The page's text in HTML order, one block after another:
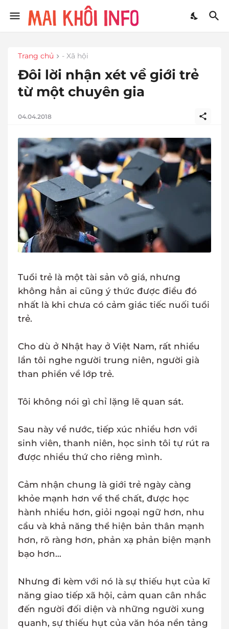
Trang chủ - Xã hội
Đôi lời nhận xét về giới trẻ
từ một chuyên gia
04.04.2018
Tuổi trẻ là một tài sản vô giá, nhưng
không hẳn ai cũng ý thức được điều đó
nhất là khi chưa có cảm giác tiếc nuối tuổi
trẻ.
Cho dù ở Nhật hay ở Việt Nam, rất nhiều
lần tôi nghe người trung niên, người già
than phiền về lớp trẻ.
Tôi không nói gì chỉ lặng lẽ quan sát.
Sau này về nước, tiếp xúc nhiều hơn với
sinh viên, thanh niên, học sinh tôi tự rút ra
được nhiều thứ cho riêng mình.
Cảm nhận chung là giới trẻ ngày càng
khỏe mạnh hơn về thể chất, được học
hành nhiều hơn, giỏi ngoại ngữ hơn, nhu
cầu và khả năng thể hiện bản thân mạnh
hơn, rõ ràng hơn, phản xạ phản biện mạnh
bạo hơn…
Nhưng đi kèm với nó là sự thiếu hụt của kĩ
năng giao tiếp xã hội, cảm quan cân nhắc
đến người đối diện và những người xung
quanh, sự thiếu hụt của văn hóa nền tảng